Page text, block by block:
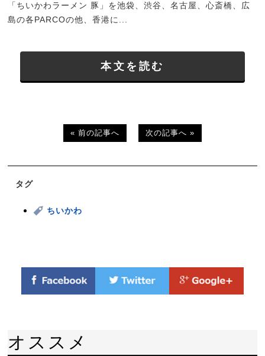
「ちいかわラーメン 豚」を池袋、渋谷、名古屋、心斎橋、広
島の各PARCOの他、香港に...
本文を読む
« 前の記事へ 次の記事へ »
タグ
ちいかわ
オススメ